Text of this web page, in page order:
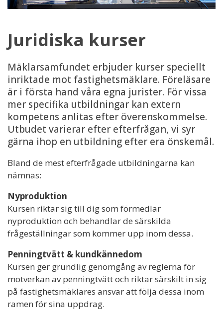
Juridiska kurser
Mäklarsamfundet erbjuder kurser speciellt
inriktade mot fastighetsmäklare. Föreläsare
är i första hand våra egna jurister. För vissa
mer specifika utbildningar kan extern
kompetens anlitas efter överenskommelse.
Utbudet varierar efter efterfrågan, vi syr
gärna ihop en utbildning efter era önskemål.
Bland de mest efterfrågade utbildningarna kan
nämnas:
Nyproduktion
Kursen riktar sig till dig som förmedlar
nyproduktion och behandlar de särskilda
frågeställningar som kommer upp inom dessa.
Penningtvätt & kundkännedom
Kursen ger grundlig genomgång av reglerna för
motverkan av penningtvätt och riktar särskilt in sig
på fastighetsmäklares ansvar att följa dessa inom
ramen för sina uppdrag.